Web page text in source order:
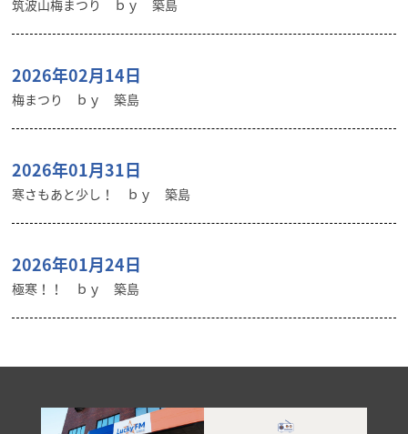
筑波山梅まつり ｂｙ 築島
2026年02月14日
梅まつり ｂｙ 築島
2026年01月31日
寒さもあと少し！ ｂｙ 築島
2026年01月24日
極寒！！ ｂｙ 築島